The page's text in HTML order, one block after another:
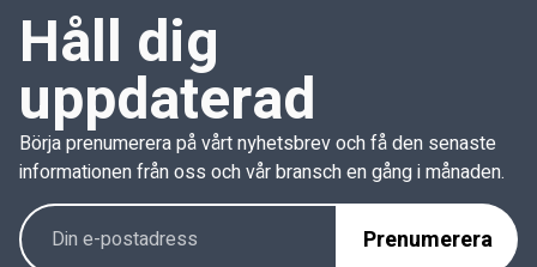
Håll dig
uppdaterad
Börja prenumerera på vårt nyhetsbrev och få den senaste
informationen från oss och vår bransch en gång i månaden.